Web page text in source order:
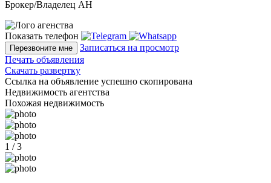
Брокер/Владелец АН
Показать телефон
Перезвоните мне
Записаться на просмотр
Печать объявления
Скачать развертку
Ссылка на объявление успешно скопирована
Недвижимость агентства
Похожая недвижимость
1 / 3